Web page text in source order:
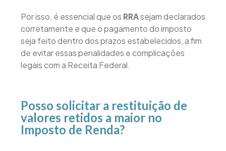
Por isso, é essencial que os RRAsejam declarados
corretamente e que o pagamento do imposto
seja feito dentro dos prazos estabelecidos, a fim
de evitar essas penalidades e complicações
legais com a Receita Federal.
Posso solicitar a restituição de
valores retidos a maior no
Imposto de Renda?